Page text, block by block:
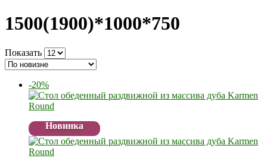
1500(1900)*1000*750
Показать
-20%
Новинка